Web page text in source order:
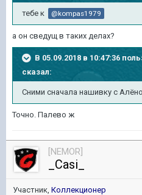
тебе к @kompas1979
а он сведущ в таких делах?
В 05.09.2018 в 10:47:36
сказал:
Сними сначала нашивку с
Точно. Палево ж
[NEMOR]
_Casi_
Участник, Коллекционер